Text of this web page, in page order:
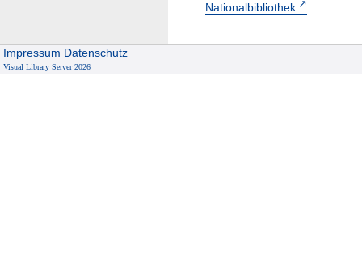
Nationalbibliothek
.
Impressum Datenschutz
Visual Library Server 2026